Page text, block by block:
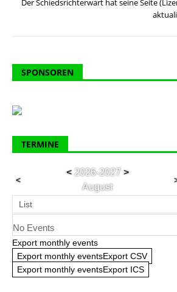
Der Schiedsrichterwart hat seine Seite
SPONSOREN
TERMINE
<
<2026-2027 >
August
List
No Events
Export monthly events
Export monthly eventsExport CSV
Export monthly eventsExport ICS